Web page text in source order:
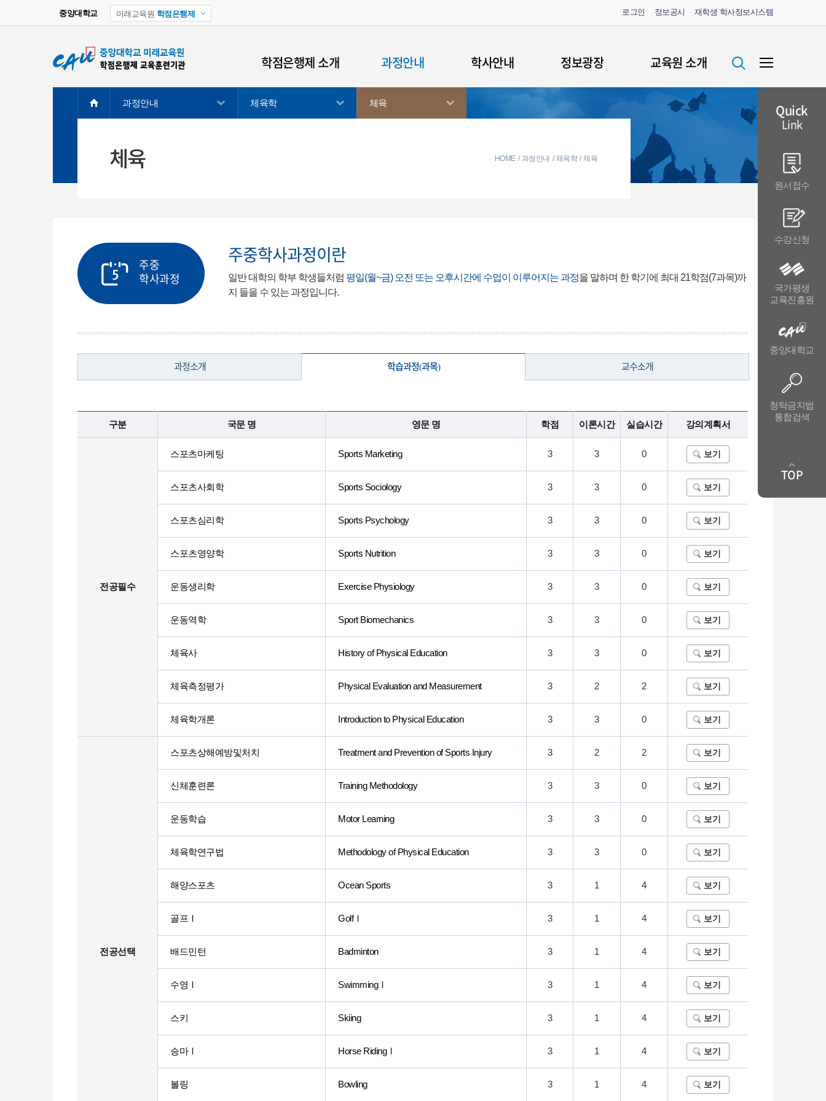
중앙대학교 미래교육원 학점은행제 로그인 정보공시 재학생 학사정보시스템
학점은행제 소개
학점은행제 안내
과정안내
경영학
학사안내 정보광장 교육원 소개
원장인사말
주요연혁
교육이념
조직구성
과정안내 체육학 체육
체육 HOME 과정안내 체육학 체육
주중
학사과정
주중학사과정이란
일반 대학의 학부 학생들처럼 평일(월~금) 오전 또는 오후시간에 수업이 이루어지는 과정을 말하며 한 학기에 최대 21학점(7과목)까
지 들을 수 있는 과정입니다.
과정소개 학습과정(과목) 교수소개
구분 국문 명 영문 명 학점 이론시간 실습시간 강의계획서
전공필수
스포츠마케팅 Sports Marketing 3 3 0 보기
스포츠사회학 Sports Sociology 3 3 0 보기
스포츠심리학 Sports Psychology 3 3 0 보기
스포츠영양학 Sports Nutrition 3 3 0 보기
운동생리학 Exercise Physiology 3 3 0 보기
운동역학 Sport Biomechanics 3 3 0 보기
체육사 History of Physical Education 3 3 0 보기
체육측정평가 Physical Evaluation and Measurement 3 2 2 보기
체육학개론 Introduction to Physical Education 3 3 0 보기
전공선택
스포츠상해예방및처치 Treatment and Prevention of Sports Injury 3 2 2 보기
신체훈련론 Training Methodology 3 3 0 보기
운동학습 Motor Learning 3 3 0 보기
체육학연구법 Methodology of Physical Education 3 3 0 보기
해양스포츠 Ocean Sports 3 1 4 보기
골프Ⅰ GolfⅠ 3 1 4 보기
배드민턴 Badminton 3 1 4 보기
수영Ⅰ SwimmingⅠ 3 1 4 보기
스키 Skiing 3 1 4 보기
승마Ⅰ Horse RidingⅠ 3 1 4 보기
볼링 Bowling 3 1 4 보기
Quick
Link
원서접수
수강신청
국가평생
교육진흥원
중앙대학교
청탁금지법
통합검색
TOP